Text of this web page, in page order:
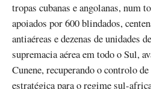
tropas cubanas e angolanas, num
apoiados por 600 blindados,
antiaéreas e dezenas de unidades
supremacia aérea em todo o Sul,
Cunene, recuperando o controlo
estratégica para o regime sul-